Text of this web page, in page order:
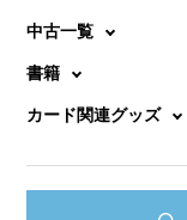
中古一覧
書籍
カード関連グッズ